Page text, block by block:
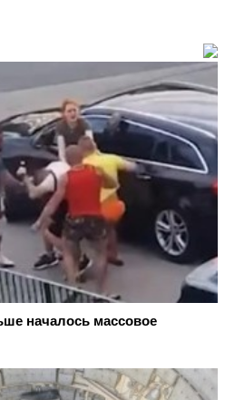
началось массовое